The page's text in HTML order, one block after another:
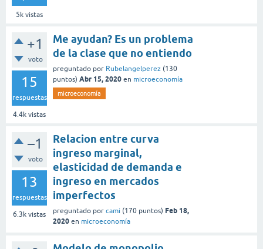
5k vistas
+1
voto
15
respuestas
4.4k vistas
Me ayudan? Es un problema
de la clase que no entiendo
preguntado por Rubelangelperez (130
puntos) Abr 15, 2020 en microeconomía
microeconomía
–1
voto
13
respuestas
6.3k vistas
Relacion entre curva
ingreso marginal,
elasticidad de demanda e
ingreso en mercados
imperfectos
preguntado por cami (170 puntos) Feb 18,
2020 en microeconomía